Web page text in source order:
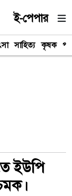
ই-পেপার
সাহিত্য কৃষক
ইউপি